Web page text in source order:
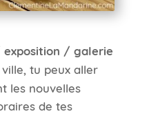
/ galerie
tu peux aller
les nouvelles
de tes